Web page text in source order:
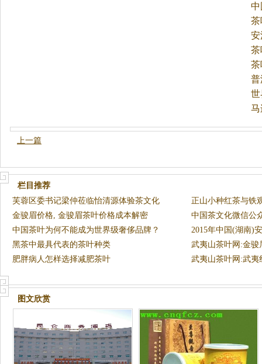
上一篇
栏目推荐
芙蓉区委书记梁仲莅临怡清源体验茶文化
正山小种红茶与铁
金骏眉价格, 金骏眉茶叶价格成本解密
中国茶文化微信公
花”上
中国茶叶为何不能成为世界级奢侈品牌？
2015年中国(湖南)
发
黑茶中最具代表的茶叶种类
武夷山茶叶网:金骏
肥胖病人怎样选择减肥茶叶
武夷山茶叶网:武夷
图文欣赏